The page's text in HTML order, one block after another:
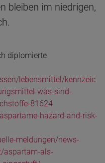
bleiben im niedrigen,
diplomierte
lebensmittel/kennzeic
was-sind-
81624
hazard-and-risk-
meldungen/news-
aspartam-als-